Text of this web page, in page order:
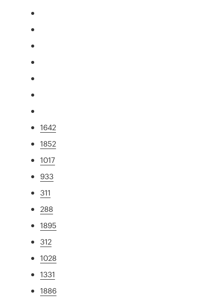
1642
1852
1017
933
311
288
1895
312
1028
1331
1886